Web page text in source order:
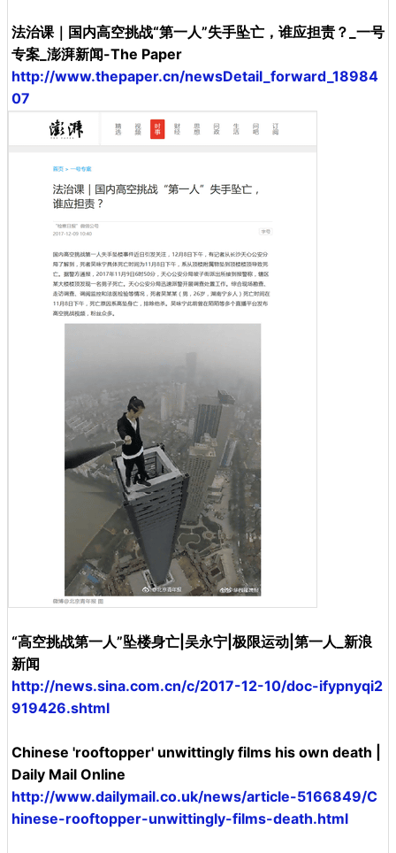
法治课｜国内高空挑战“第一人”失手坠亡，谁应担责？_一号
专案_澎湃新闻-The Paper
http://www.thepaper.cn/newsDetail_forward_18984
07
“高空挑战第一人”坠楼身亡|吴永宁|极限运动|第一人_新浪
新闻
http://news.sina.com.cn/c/2017-12-10/doc-ifypnyqi2
919426.shtml
Chinese 'rooftopper' unwittingly films his own death |
Daily Mail Online
http://www.dailymail.co.uk/news/article-5166849/C
hinese-rooftopper-unwittingly-films-death.html